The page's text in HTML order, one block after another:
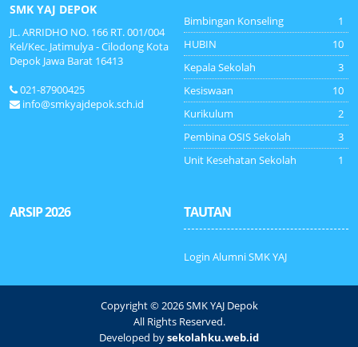
SMK YAJ DEPOK
JL. ARRIDHO NO. 166 RT. 001/004
Kel/Kec. Jatimulya - Cilodong Kota
Depok Jawa Barat 16413
021-87900425
info@smkyajdepok.sch.id
Bimbingan Konseling
1
HUBIN
10
Kepala Sekolah
3
Kesiswaan
10
Kurikulum
2
Pembina OSIS Sekolah
3
Unit Kesehatan Sekolah
1
ARSIP 2026 TAUTAN
Login Alumni SMK YAJ
Copyright © 2026 SMK YAJ Depok
All Rights Reserved.
Developed bysekolahku.web.id